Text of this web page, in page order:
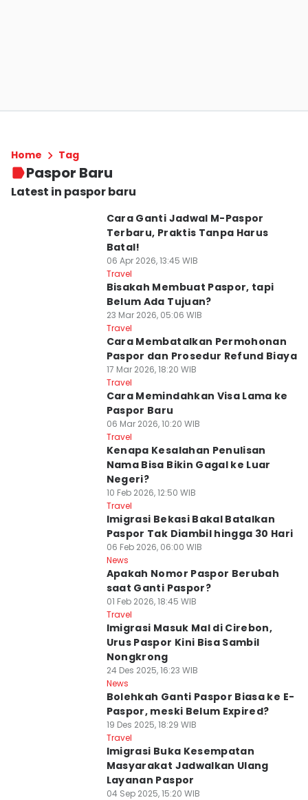
Home Tag
Paspor Baru
Latest in paspor baru
Cara Ganti Jadwal M-Paspor
Terbaru, Praktis Tanpa Harus
Batal!
06 Apr 2026, 13:45 WIB
Travel
Bisakah Membuat Paspor, tapi
Belum Ada Tujuan?
23 Mar 2026, 05:06 WIB
Travel
Cara Membatalkan Permohonan
Paspor dan Prosedur Refund Biaya
17 Mar 2026, 18:20 WIB
Travel
Cara Memindahkan Visa Lama ke
Paspor Baru
06 Mar 2026, 10:20 WIB
Travel
Kenapa Kesalahan Penulisan
Nama Bisa Bikin Gagal ke Luar
Negeri?
10 Feb 2026, 12:50 WIB
Travel
Imigrasi Bekasi Bakal Batalkan
Paspor Tak Diambil hingga 30 Hari
06 Feb 2026, 06:00 WIB
News
Apakah Nomor Paspor Berubah
saat Ganti Paspor?
01 Feb 2026, 18:45 WIB
Travel
Imigrasi Masuk Mal di Cirebon,
Urus Paspor Kini Bisa Sambil
Nongkrong
24 Des 2025, 16:23 WIB
News
Bolehkah Ganti Paspor Biasa ke E-
Paspor, meski Belum Expired?
19 Des 2025, 18:29 WIB
Travel
Imigrasi Buka Kesempatan
Masyarakat Jadwalkan Ulang
Layanan Paspor
04 Sep 2025, 15:20 WIB